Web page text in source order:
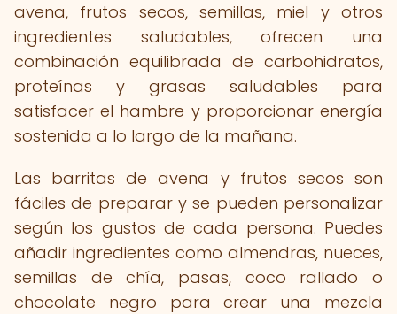
avena, frutos secos, semillas, miel y otros
ingredientes saludables, ofrecen una
combinación equilibrada de carbohidratos,
proteínas y grasas saludables para
satisfacer el hambre y proporcionar energía
sostenida a lo largo de la mañana.
Las barritas de avena y frutos secos son
fáciles de preparar y se pueden personalizar
según los gustos de cada persona. Puedes
añadir ingredientes como almendras, nueces,
semillas de chía, pasas, coco rallado o
chocolate negro para crear una mezcla